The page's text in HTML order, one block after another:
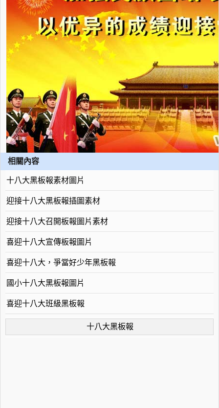
相關內容
十八大黑板報素材圖片
迎接十八大黑板報插圖素材
迎接十八大召開板報圖片素材
喜迎十八大宣傳板報圖片
喜迎十八大，爭當好少年黑板報
國小十八大黑板報圖片
喜迎十八大班級黑板報
十八大黑板報